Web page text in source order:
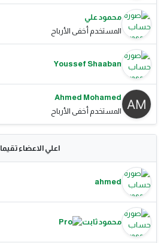
محمود علي
المستخدم أخفى الأرباح
Youssef Shaaban
Ahmed Mohamed
المستخدم أخفى الأرباح
اعلي الاعضاء تقيما
ahmed
محمود ثابت